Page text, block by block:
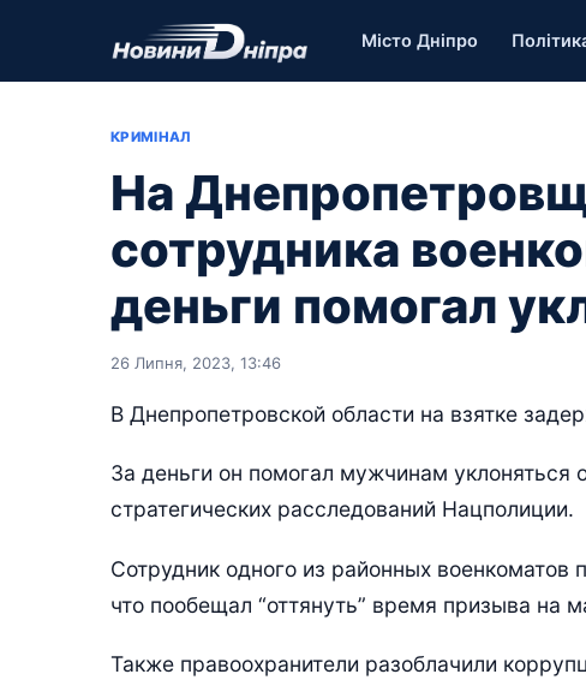
Місто Дніпро
КРИМІНАЛ
На
сотрудника
деньги помогал
26 Липня, 2023, 13:46
В Днепропетровской области на взятке
За деньги он помогал мужчинам уклоняться
стратегических расследований Нацполиции.
Сотрудник одного из районных военкоматов
что пообещал “оттянуть” время призыва на
Также правоохранители разоблачили